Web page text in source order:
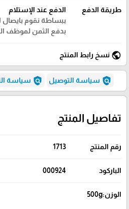
طريقة الدفع
الدفع عند الإستلام
ببساطة نقوم بايصال
بدفع الثمن لموظف
public نسخ رابط المنتج
policy سياسة التوصيل policy سياسة
تفاصيل المنتج
رقم المنتج 1713
الباركود 000924
الوزن:500g